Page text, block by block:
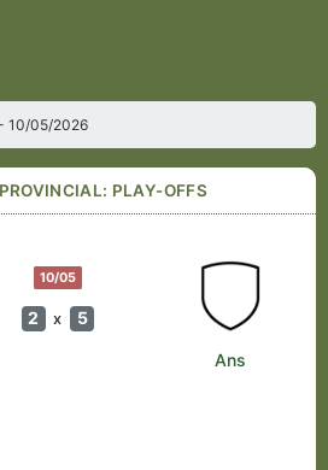
10/05/2026
PLAY-OFFS
10/05
2 x 5
Ans